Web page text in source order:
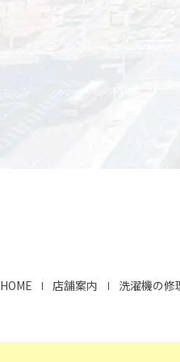
HOME 店舗案内 洗濯機の修